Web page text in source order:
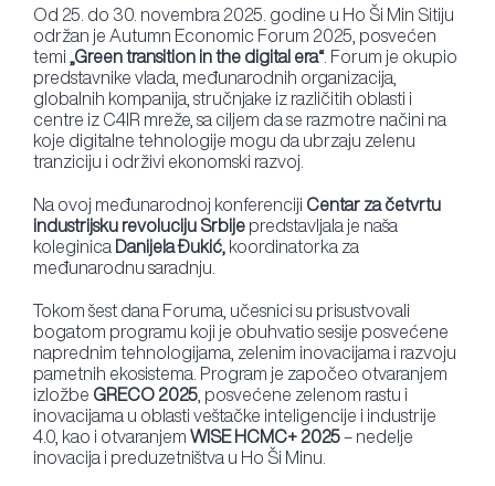
Od 25. do 30. novembra 2025. godine u Ho Ši Min Sitiju
održan je Autumn Economic Forum 2025, posvećen
temi„Green transition in the digital era“. Forum je okupio
predstavnike vlada, međunarodnih organizacija,
globalnih kompanija, stručnjake iz različitih oblasti i
centre iz C4IR mreže, sa ciljem da se razmotre načini na
koje digitalne tehnologije mogu da ubrzaju zelenu
tranziciju i održivi ekonomski razvoj.
Na ovoj međunarodnoj konferenciji Centar za četvrtu
industrijsku revoluciju Srbijepredstavljala je naša
koleginicaDanijela Đukić,koordinatorka za
međunarodnu saradnju.
Tokom šest dana Foruma, učesnici su prisustvovali
bogatom programu koji je obuhvatio sesije posvećene
naprednim tehnologijama, zelenim inovacijama i razvoju
pametnih ekosistema. Program je započeo otvaranjem
izložbe GRECO 2025, posvećene zelenom rastu i
inovacijama u oblasti veštačke inteligencije i industrije
4.0, kao i otvaranjemWISE HCMC+ 2025– nedelje
inovacija i preduzetništva u Ho Ši Minu.